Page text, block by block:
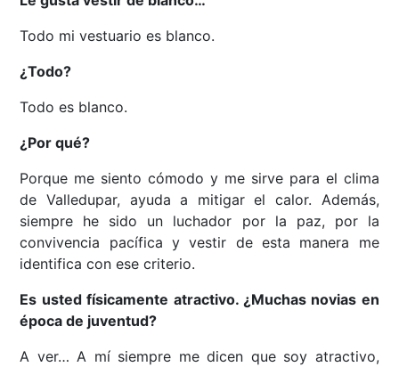
Todo mi vestuario es blanco.
¿Todo?
Todo es blanco.
¿Por qué?
Porque me siento cómodo y me sirve para el clima
de Valledupar, ayuda a mitigar el calor. Además,
siempre he sido un luchador por la paz, por la
convivencia pacífica y vestir de esta manera me
identifica con ese criterio.
Es usted físicamente atractivo. ¿Muchas novias en
época de juventud?
A ver… A mí siempre me dicen que soy atractivo,